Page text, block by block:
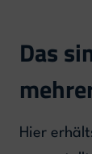
Das
Hier